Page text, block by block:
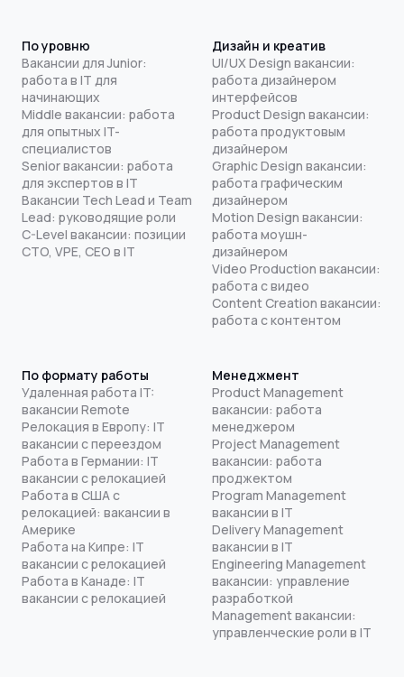
По уровню
Вакансии для Junior:
работа в IT для
начинающих
Middle вакансии: работа
для опытных IT-
специалистов
Senior вакансии: работа
для экспертов в IT
Вакансии Tech Lead и Team
Lead: руководящие роли
C-Level вакансии: позиции
CTO, VPE, CEO в IT
Дизайн и креатив
UI/UX Design вакансии:
работа дизайнером
интерфейсов
Product Design вакансии:
работа продуктовым
дизайнером
Graphic Design вакансии:
работа графическим
дизайнером
Motion Design вакансии:
работа моушн-
дизайнером
Video Production вакансии:
работа с видео
Content Creation вакансии:
работа с контентом
По формату работы
Удаленная работа IT:
вакансии Remote
Релокация в Европу: IT
вакансии с переездом
Работа в Германии: IT
вакансии с релокацией
Работа в США с
релокацией: вакансии в
Америке
Работа на Кипре: IT
вакансии с релокацией
Работа в Канаде: IT
вакансии с релокацией
Менеджмент
Product Management
вакансии: работа
менеджером
Project Management
вакансии: работа
проджектом
Program Management
вакансии в IT
Delivery Management
вакансии в IT
Engineering Management
вакансии: управление
разработкой
Management вакансии:
управленческие роли в IT